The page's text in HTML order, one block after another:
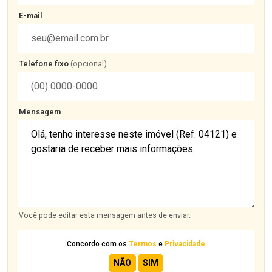
E-mail
Telefone fixo (opcional)
Mensagem
Você pode editar esta mensagem antes de enviar.
Concordo com os Termos e Privacidade